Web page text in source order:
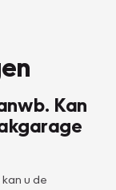
Kan
u de